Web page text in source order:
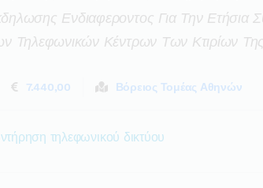
Ενδιαφεροντος Για Την Ετήσια
Τηλεφωνικών Κέντρων Των Κτιρίων
7.440,00 Βόρειος Τομέας Αθηνών
τηλεφωνικού δικτύου